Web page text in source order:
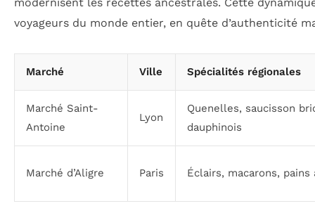
modernisent les recettes ancestrales. Cette
voyageurs du monde entier, en quête d’authenticité
Marché Ville Spécialités régionales
Marché Saint-
Antoine
Lyon
Quenelles, saucisson
dauphinois
Marché d’Aligre Paris Éclairs, macarons, pains